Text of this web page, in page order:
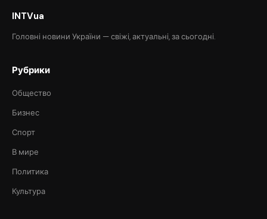
INTVua
Головні новини України — свіжі, актуальні, за сьогодні.
Рубрики
Общество
Бизнес
Спорт
В мире
Политика
Культура